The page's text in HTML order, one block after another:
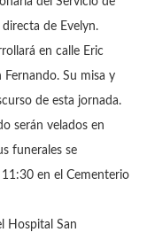
de Evelyn.
en calle Eric
Fernando. Su misa y
de esta jornada.
serán velados en
funerales se
en el Cementerio
Hospital San